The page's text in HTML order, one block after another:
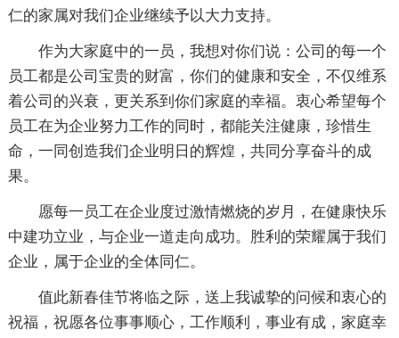
仁的家属对我们企业继续予以大力支持。
作为大家庭中的一员，我想对你们说：公司的每一个
员工都是公司宝贵的财富，你们的健康和安全，不仅维系
着公司的兴衰，更关系到你们家庭的幸福。衷心希望每个
员工在为企业努力工作的同时，都能关注健康，珍惜生
命，一同创造我们企业明日的辉煌，共同分享奋斗的成
果。
愿每一员工在企业度过激情燃烧的岁月，在健康快乐
中建功立业，与企业一道走向成功。胜利的荣耀属于我们
企业，属于企业的全体同仁。
值此新春佳节将临之际，送上我诚挚的问候和衷心的
祝福，祝愿各位事事顺心，工作顺利，事业有成，家庭幸